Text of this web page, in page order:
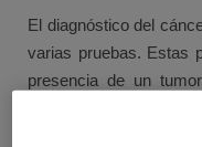
El diagnóstico del
varias pruebas. Estas
presencia de un
moleculares y